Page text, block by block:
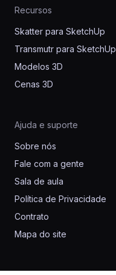
Recursos
Skatter para SketchUp
Transmutr para SketchUp
Modelos 3D
Cenas 3D
Ajuda e suporte
Sobre nós
Fale com a gente
Sala de aula
Política de Privacidade
Contrato
Mapa do site